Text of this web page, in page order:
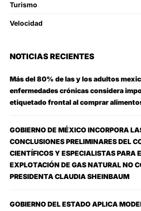
Turismo
Velocidad
NOTICIAS RECIENTES
Más del 80% de las y los adultos
enfermedades crónicas considera
etiquetado frontal al comprar
GOBIERNO DE MÉXICO INCORPORA
CONCLUSIONES PRELIMINARES DEL
CIENTÍFICOS Y ESPECIALISTAS PARA
EXPLOTACIÓN DE GAS NATURAL NO
PRESIDENTA CLAUDIA SHEINBAUM
GOBIERNO DEL ESTADO APLICA